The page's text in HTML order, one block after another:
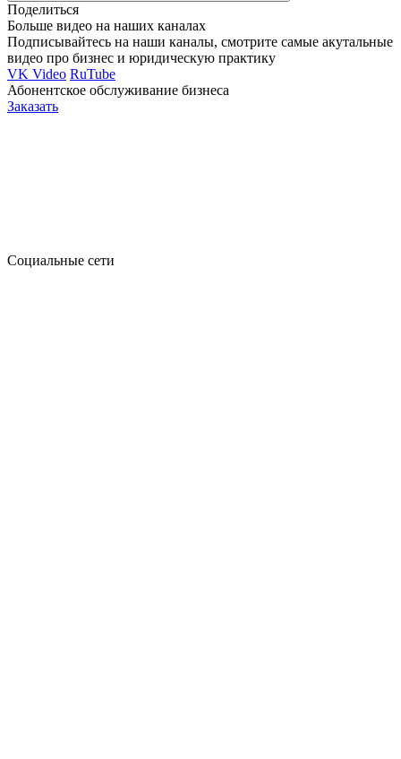
Поделиться
Больше видео на наших каналах
Подписывайтесь на наши каналы, смотрите самые акутальные
видео про бизнес и юридическую практику
VK Video RuTube
Абонентское обслуживание бизнеса
Заказать
Социальные сети